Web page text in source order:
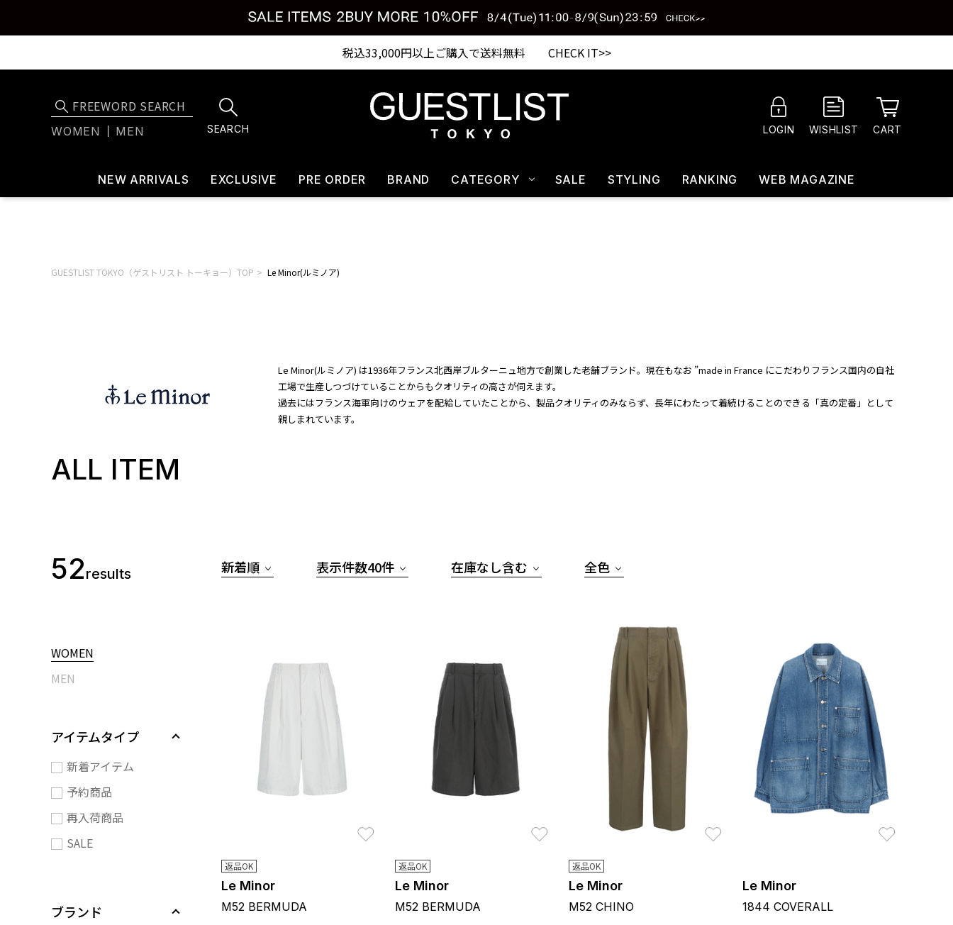
税込33,000円以上ご購入で送料無料 CHECK IT>>
WOMEN MEN SEARCH LOGIN WISHLIST CART
NEW ARRIVALS EXCLUSIVE PRE ORDER BRAND CATEGORY SALE STYLING RANKING WEB MAGAZINE
GUESTLIST TOKYO（ゲストリスト トーキョー）TOP Le Minor(ルミノア)
Le Minor(ルミノア) は1936年フランス北西岸ブルターニュ地方で創業した老舗ブランド。現在もなお ”made in France にこだわりフランス国内の自社
工場で生産しつづけていることからもクオリティの高さが伺えます。
過去にはフランス海軍向けのウェアを配給していたことから、製品クオリティのみならず、長年にわたって着続けることのできる「真の定番」として
親しまれています。
ALL ITEM
52results
WOMEN
MEN
アイテムタイプ
新着アイテム
予約商品
再入荷商品
SALE
ブランド
新着順 表示件数40件 在庫なし含む 全色
返品OK
Le Minor
M52 BERMUDA
返品OK
Le Minor
M52 BERMUDA
返品OK
Le Minor
M52 CHINO
Le Minor
1844 COVERALL